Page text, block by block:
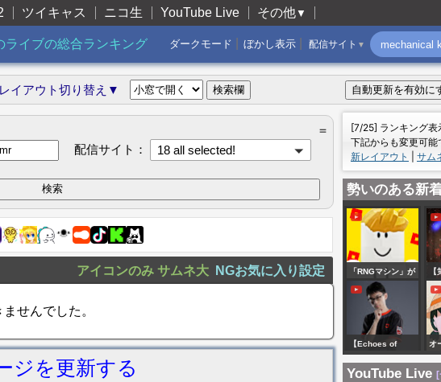
ツイキャス ニコ生 YouTube Live その他▼
ライブの総合ランキング 配信サイト ▼
ぼかし表示
ダークモード
イアウト切り替え▼
＝
配信サイト：
18 all selected!
アイコンのみ サムネ大 NGお気に入り設定
せんでした。
ジを更新する
[7/25] ランキング表
下記からも変更可能
新レイアウト
サム
勢いのある新
「RNGマシン」が
やってくる... 個
の
出
せ
【Echoes of
Aincrad】配信 デ
オ
ル
YouTube Live